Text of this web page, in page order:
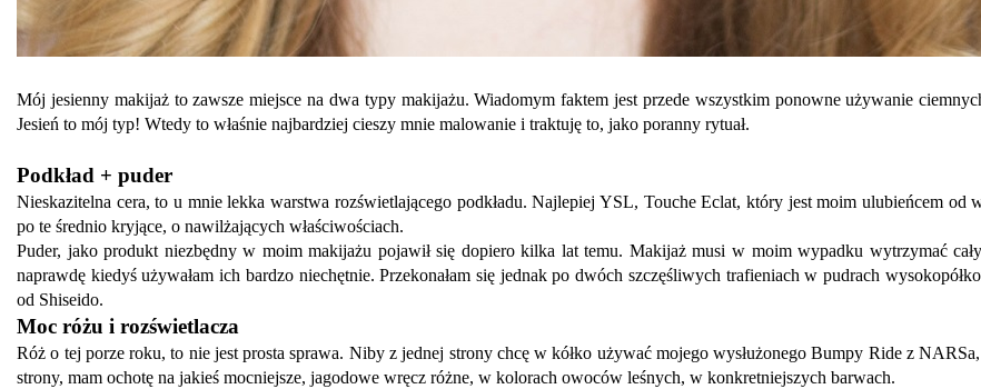
Mój jesienny makijaż to zawsze miejsce na dwa typy makijażu. Wiadomym faktem jest przede wszystkim ponowne używanie
Jesień to mój typ! Wtedy to właśnie najbardziej cieszy mnie malowanie i traktuję to, jako poranny rytuał.
Podkład + puder
Nieskazitelna cera, to u mnie lekka warstwa rozświetlającego podkładu. Najlepiej YSL, Touche Eclat, który jest moim ulubieńcem
po te średnio kryjące, o nawilżających właściwościach.
Puder, jako produkt niezbędny w moim makijażu pojawił się dopiero kilka lat temu. Makijaż musi w moim wypadku wytrzymać
naprawdę kiedyś używałam ich bardzo niechętnie. Przekonałam się jednak po dwóch szczęśliwych trafieniach w pudrach
od Shiseido.
Moc różu i rozświetlacza
Róż o tej porze roku, to nie jest prosta sprawa. Niby z jednej strony chcę w kółko używać mojego wysłużonego Bumpy Ride z
strony, mam ochotę na jakieś mocniejsze, jagodowe wręcz różne, w kolorach owoców leśnych, w konkretniejszych barwach.